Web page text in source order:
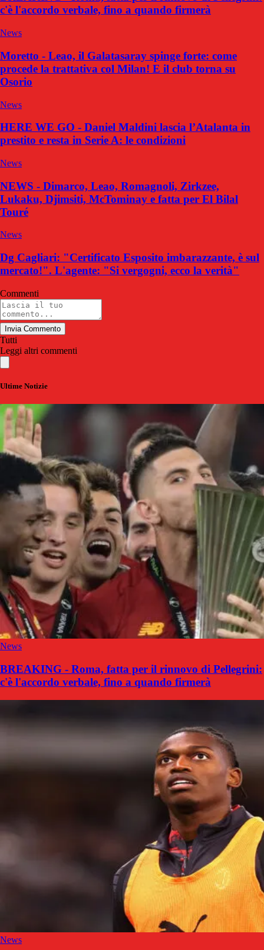
c'è l'accordo verbale, fino a quando firmerà
News
Moretto - Leao, il Galatasaray spinge forte: come
procede la trattativa col Milan! E il club torna su
Osorio
News
HERE WE GO - Daniel Maldini lascia l’Atalanta in
prestito e resta in Serie A: le condizioni
News
NEWS - Dimarco, Leao, Romagnoli, Zirkzee,
Lukaku, Djimsiti, McTominay e fatta per El Bilal
Touré
News
Dg Cagliari: "Certificato Esposito imbarazzante, è sul
mercato!". L'agente: "Si vergogni, ecco la verità"
Commenti
Invia Commento
Tutti
Leggi altri commenti
Ultime Notizie
News
BREAKING - Roma, fatta per il rinnovo di Pellegrini:
c'è l'accordo verbale, fino a quando firmerà
News